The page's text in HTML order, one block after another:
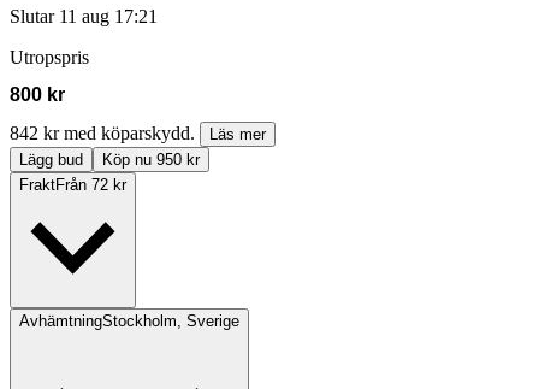
Slutar 11 aug 17:21
Utropspris
800 kr
842 kr med köparskydd.
Läs mer
Lägg bud
Köp nu 950 kr
FraktFrån 72 kr
AvhämtningStockholm, Sverige